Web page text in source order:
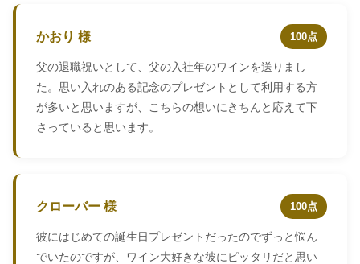
かおり 様 100点
父の退職祝いとして、父の入社年のワインを送りまし
た。思い入れのある記念のプレゼントとして利用する方
が多いと思いますが、こちらの想いにきちんと応えて下
さっていると思います。
クローバー 様 100点
彼にはじめての誕生日プレゼントだったのでずっと悩ん
でいたのですが、ワイン大好きな彼にピッタリだと思い